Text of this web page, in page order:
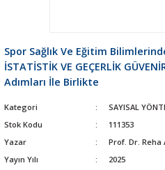
Spor Sağlık Ve Eğitim
İSTATİSTİK VE GEÇERLİK
Adımları İle Birlikte
Kategori SAYISAL
Stok Kodu
111353
Yazar
Prof. Dr. Reha
Yayın Yılı
2025